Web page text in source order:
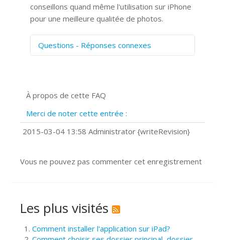
conseillons quand même l'utilisation sur iPhone
pour une meilleure qualitée de photos.
Questions - Réponses connexes
Prise de vue 360°
?
Comment installer Google Chrome ?
À propos de cette FAQ
Merci de noter cette entrée :
2015-03-04 13:58 Administrator {writeRevision}
Vous ne pouvez pas commenter cet enregistrement
Les plus visités
Comment installer l'application sur iPad?